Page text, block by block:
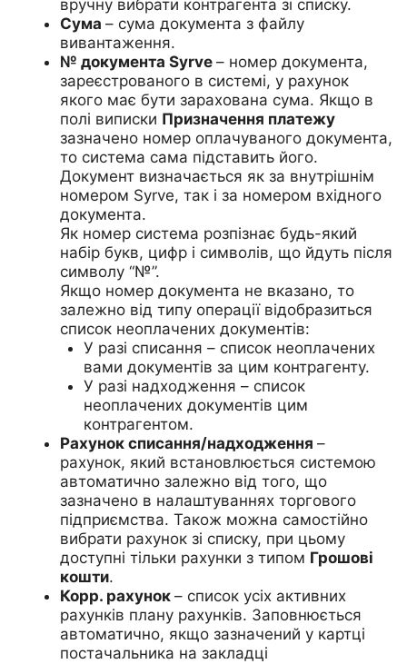
вручну вибрати контрагента зі списку.
Сума – сума документа з файлу
вивантаження.
№ документа Syrve – номер документа,
зареєстрованого в системі, у рахунок
якого має бути зарахована сума. Якщо в
полі виписки Призначення платежу
зазначено номер оплачуваного документа,
то система сама підставить його.
Документ визначається як за внутрішнім
номером Syrve, так і за номером вхідного
документа.
Як номер система розпізнає будь-який
набір букв, цифр і символів, що йдуть після
символу “№”.
Якщо номер документа не вказано, то
залежно від типу операції відобразиться
список неоплачених документів:
У разі списання – список неоплачених
вами документів за цим контрагенту.
У разі надходження – список
неоплачених документів цим
контрагентом.
Рахунок списання/надходження –
рахунок, який встановлюється системою
автоматично залежно від того, що
зазначено в налаштуваннях торгового
підприємства. Також можна самостійно
вибрати рахунок зі списку, при цьому
доступні тільки рахунки з типом Грошові
кошти.
Корр. рахунок – список усіх активних
рахунків плану рахунків. Заповнюється
автоматично, якщо зазначений у картці
постачальника на закладці